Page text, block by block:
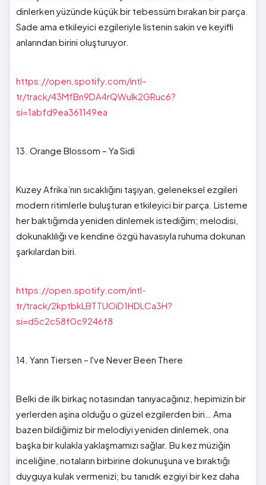
dinlerken yüzünde küçük bir tebessüm bırakan bir parça.
Sade ama etkileyici ezgileriyle listenin sakin ve keyifli
anlarından birini oluşturuyor.
https://open.spotify.com/intl-
tr/track/43MfBn9DA4rQWuIk2GRuc6?
si=1abfd9ea361149ea
13. Orange Blossom – Ya Sidi
Kuzey Afrika’nın sıcaklığını taşıyan, geleneksel ezgileri
modern ritimlerle buluşturan etkileyici bir parça. Listeme
her baktığımda yeniden dinlemek istediğim; melodisi,
dokunaklılığı ve kendine özgü havasıyla ruhuma dokunan
şarkılardan biri.
https://open.spotify.com/intl-
tr/track/2kptbkLBTTUOiD1HDLCa3H?
si=d5c2c58f0c9246f8
14. Yann Tiersen – I've Never Been There
Belki de ilk birkaç notasından tanıyacağınız, hepimizin bir
yerlerden aşina olduğu o güzel ezgilerden biri… Ama
bazen bildiğimiz bir melodiyi yeniden dinlemek, ona
başka bir kulakla yaklaşmamızı sağlar. Bu kez müziğin
inceliğine, notaların birbirine dokunuşuna ve bıraktığı
duyguya kulak vermenizi; bu tanıdık ezgiyi bir kez daha